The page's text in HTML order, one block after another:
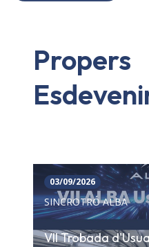
Propers
03/09/2026
SINCROTRÓ ALBA
VII Trobada